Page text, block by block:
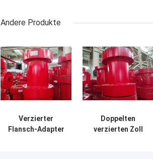
Andere Produkte
Verzierter
Flansch-Adapter
Doppelten
verzierten Zoll